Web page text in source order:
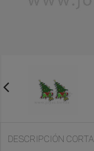
DESCRIPCIÓN CORTA